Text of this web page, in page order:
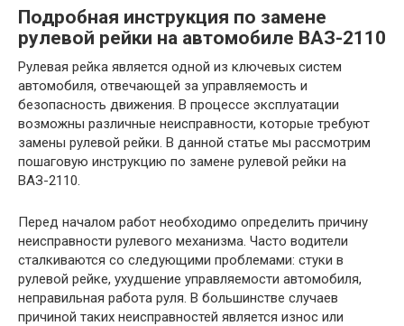
Подробная инструкция по замене
рулевой рейки на автомобиле ВАЗ-2110
Рулевая рейка является одной из ключевых систем
автомобиля, отвечающей за управляемость и
безопасность движения. В процессе эксплуатации
возможны различные неисправности, которые требуют
замены рулевой рейки. В данной статье мы рассмотрим
пошаговую инструкцию по замене рулевой рейки на
ВАЗ-2110.
Перед началом работ необходимо определить причину
неисправности рулевого механизма. Часто водители
сталкиваются со следующими проблемами: стуки в
рулевой рейке, ухудшение управляемости автомобиля,
неправильная работа руля. В большинстве случаев
причиной таких неисправностей является износ или